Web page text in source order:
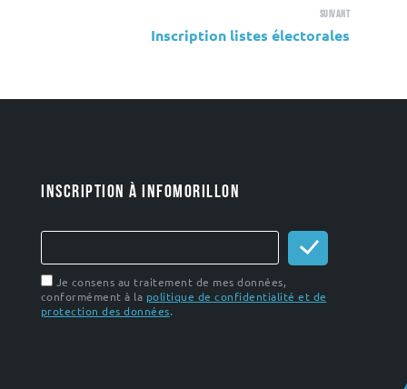
Suivant
Inscription listes électorales
INSCRIPTION À INFOMORILLON
Je consens au traitement de mes données,
conformément à la politique de confidentialité et de
protection des données.